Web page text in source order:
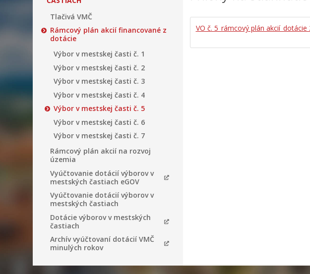
Tlačivá VMČ
Rámcový plán akcií financované z
dotácie
Výbor v mestskej časti č. 1
Výbor v mestskej časti č. 2
Výbor v mestskej časti č. 3
Výbor v mestskej časti č. 4
Výbor v mestskej časti č. 5
Výbor v mestskej časti č. 6
Výbor v mestskej časti č. 7
Rámcový plán akcií na rozvoj
územia
Vyúčtovanie dotácií výborov v
mestských častiach eGOV
Vyúčtovanie dotácií výborov v
mestských častiach
Dotácie výborov v mestských
častiach
Archív vyúčtovaní dotácií VMČ
minulých rokov
VO č. 5_rámcový plán akcií_dotácie